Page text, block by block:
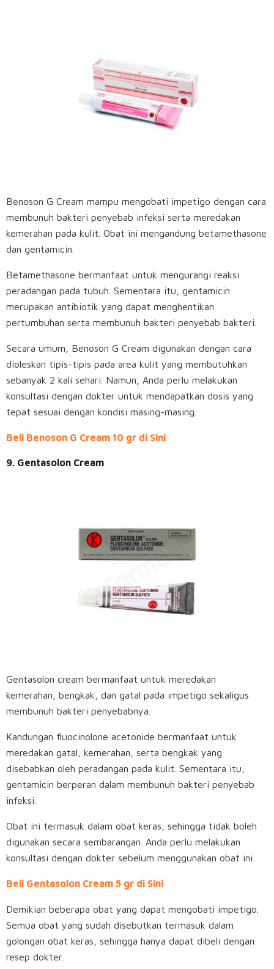
Benoson G Cream mampu mengobati impetigo dengan cara
membunuh bakteri penyebab infeksi serta meredakan
kemerahan pada kulit. Obat ini mengandung betamethasone
dan gentamicin.
Betamethasone bermanfaat untuk mengurangi reaksi
peradangan pada tubuh. Sementara itu, gentamicin
merupakan antibiotik yang dapat menghentikan
pertumbuhan serta membunuh bakteri penyebab bakteri.
Secara umum, Benoson G Cream digunakan dengan cara
dioleskan tipis-tipis pada area kulit yang membutuhkan
sebanyak 2 kali sehari. Namun, Anda perlu melakukan
konsultasi dengan dokter untuk mendapatkan dosis yang
tepat sesuai dengan kondisi masing-masing.
Beli Benoson G Cream 10 gr di Sini
9. Gentasolon Cream
Gentasolon cream bermanfaat untuk meredakan
kemerahan, bengkak, dan gatal pada impetigo sekaligus
membunuh bakteri penyebabnya.
Kandungan fluocinolone acetonide bermanfaat untuk
meredakan gatal, kemerahan, serta bengkak yang
disebabkan oleh peradangan pada kulit. Sementara itu,
gentamicin berperan dalam membunuh bakteri penyebab
infeksi.
Obat ini termasuk dalam obat keras, sehingga tidak boleh
digunakan secara sembarangan. Anda perlu melakukan
konsultasi dengan dokter sebelum menggunakan obat ini.
Beli Gentasolon Cream 5 gr di Sini
Demikian beberapa obat yang dapat mengobati impetigo.
Semua obat yang sudah disebutkan termasuk dalam
golongan obat keras, sehingga hanya dapat dibeli dengan
resep dokter.